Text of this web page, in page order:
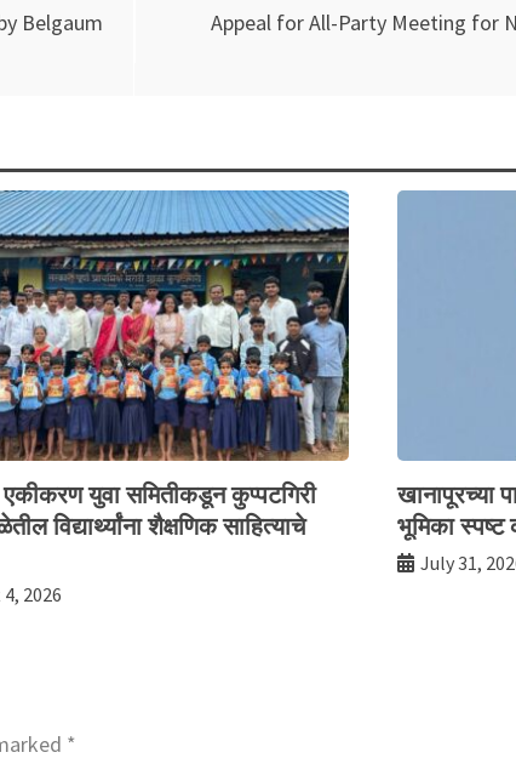
Belgaum
Appeal for All-Party Meeting for
एकीकरण युवा समितीकडून कुप्पटगिरी
विद्यार्थ्यांना शैक्षणिक साहित्याचे
2026
खानापूरच्या
भूमिका स्पष्ट
July 31,
*